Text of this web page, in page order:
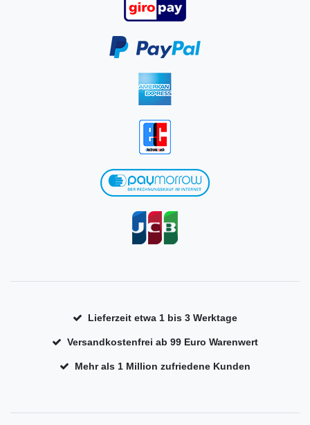
Lieferzeit etwa 1 bis 3 Werktage
Versandkostenfrei ab 99 Euro Warenwert
Mehr als 1 Million zufriedene Kunden